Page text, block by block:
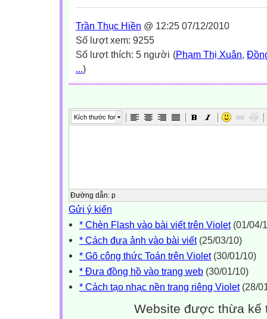
Trần Thục Hiền @ 12:25 07/12/2010
Số lượt xem: 9255
Số lượt thích: 5 người (Phạm Thị Xuân,
...)
Kích thước font
Đường dẫn: p
Gửi ý kiến
* Chèn Flash vào bài viết trên Violet(01/04/
* Cách đưa ảnh vào bài viết(25/03/10)
* Gõ công thức Toán trên Violet(30/01/10)
* Đưa đồng hồ vào trang web (30/01/10)
* Cách tạo nhạc nền trang riêng Violet(28/
Website được thừa